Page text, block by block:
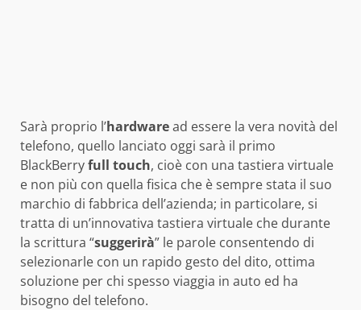
Sarà proprio l’hardwaread essere la vera novità del
telefono, quello lanciato oggi sarà il primo
BlackBerryfull touch, cioè con una tastiera virtuale
e non più con quella fisica che è sempre stata il suo
marchio di fabbrica dell’azienda; in particolare, si
tratta di un’innovativa tastiera virtuale che durante
la scrittura “suggerirà” le parole consentendo di
selezionarle con un rapido gesto del dito, ottima
soluzione per chi spesso viaggia in auto ed ha
bisogno del telefono.